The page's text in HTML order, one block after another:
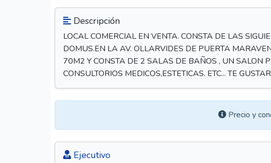
Descripción
LOCAL COMERCIAL EN VENTA. CONSTA DE LAS
DOMUS.EN LA AV. OLLARVIDES DE PUERTA
70M2 Y CONSTA DE 2 SALAS DE BAÑOS , UN SALON
CONSULTORIOS MEDICOS,ESTETICAS. ETC... TE
Precio y
Ejecutivo